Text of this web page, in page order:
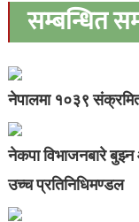
सम्बन्धित
नेपालमा १०३९
नेकपा विभाजनबारे
उच्च प्रतिनिधिमण्डल